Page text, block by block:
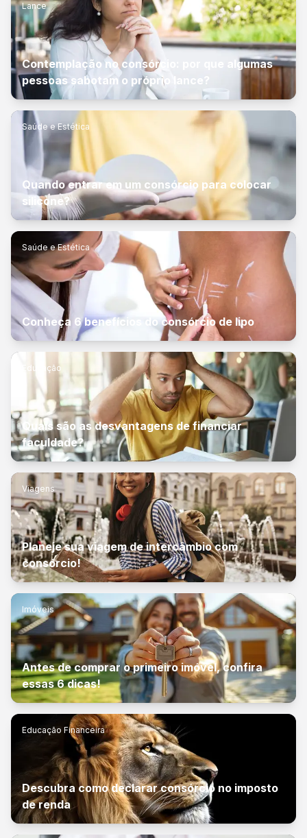
Lance
Contemplação no consórcio: por que algumas
pessoas sabotam o próprio lance?
Saúde e Estética
Quando entrar em um consórcio para colocar
silicone?
Saúde e Estética
Conheça 6 benefícios do consórcio de lipo
Educação
Quais são as desvantagens de financiar
faculdade?
Viagens
Planeje sua viagem de intercâmbio com
consórcio!
Imóveis
Antes de comprar o primeiro imóvel, confira
essas 6 dicas!
Educação Financeira
Descubra como declarar consórcio no imposto
de renda